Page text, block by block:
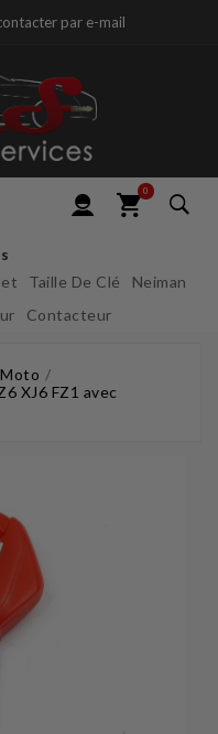
par e-mail
0
Taille De Clé
Neiman
Contacteur
XJ6 FZ1 avec